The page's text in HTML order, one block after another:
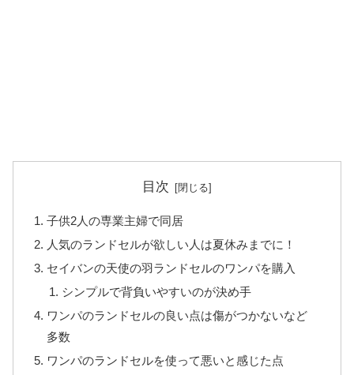
目次
子供2人の専業主婦で同居
人気のランドセルが欲しい人は夏休みまでに！
セイバンの天使の羽ランドセルのワンパを購入
シンプルで背負いやすいのが決め手
ワンパのランドセルの良い点は傷がつかないなど
多数
ワンパのランドセルを使って悪いと感じた点